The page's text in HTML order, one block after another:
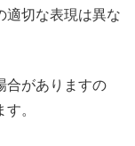
適切な表現は異な
合がありますの
。